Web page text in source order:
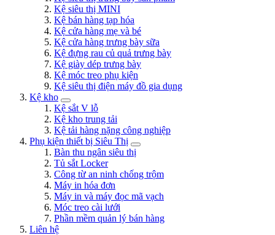
Kệ siêu thị MINI
Kệ bán hàng tạp hóa
Kệ cửa hàng mẹ và bé
Kệ cửa hàng trưng bày sữa
Kệ đựng rau củ quả trưng bày
Kệ giày dép trưng bày
Kệ móc treo phụ kiện
Kệ siêu thị điện máy đồ gia dụng
Kệ kho
Kệ sắt V lỗ
Kệ kho trung tải
Kệ tải hàng nặng công nghiệp
Phụ kiện thiết bị Siêu Thị
Bàn thu ngân siêu thị
Tủ sắt Locker
Công từ an ninh chống trộm
Máy in hóa đơn
Máy in và máy đọc mã vạch
Móc treo cài lưới
Phần mềm quản lý bán hàng
Liên hệ